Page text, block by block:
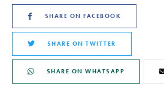
SHARE ON FACEBOOK
SHARE ON TWITTER
SHARE ON WHATSAPP